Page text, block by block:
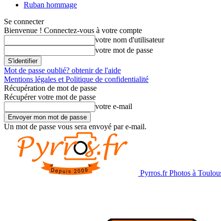
Ruban hommage
Se connecter
Bienvenue ! Connectez-vous à votre compte
votre nom d'utilisateur
votre mot de passe
Mot de passe oublié? obtenir de l'aide
Mentions légales et Politique de confidentialité
Récupération de mot de passe
Récupérer votre mot de passe
votre e-mail
Un mot de passe vous sera envoyé par e-mail.
Pyrros.fr Photos à